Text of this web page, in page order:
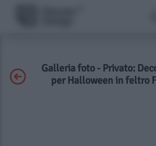
Galleria foto - Privato:
per Halloween in feltro